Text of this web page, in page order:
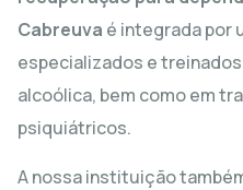
Cabreuva é integrada por
especializados e
alcoólica, bem como em
psiquiátricos.
A nossa instituição